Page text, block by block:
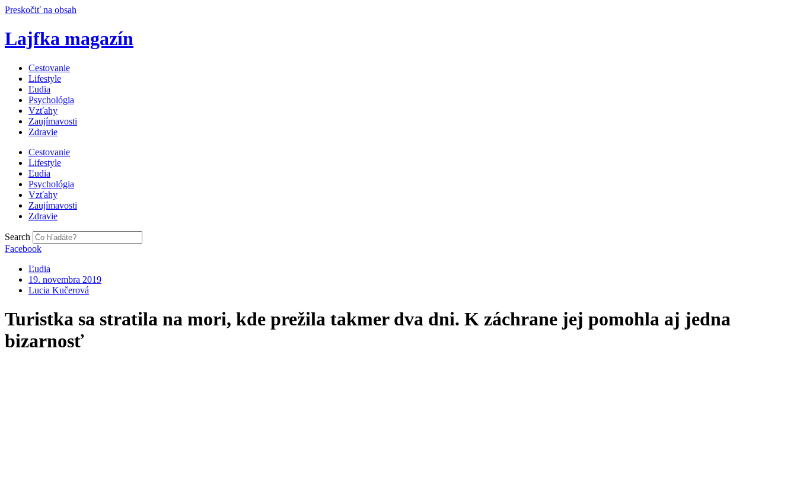
Preskočiť na obsah
Lajfka magazín
Cestovanie
Lifestyle
Ľudia
Psychológia
Vzťahy
Zaujímavosti
Zdravie
Cestovanie
Lifestyle
Ľudia
Psychológia
Vzťahy
Zaujímavosti
Zdravie
Search
Facebook
Ľudia
19. novembra 2019
Lucia Kučerová
Turistka sa stratila na mori, kde prežila takmer dva dni. K záchrane jej pomohla aj jedna
bizarnosť